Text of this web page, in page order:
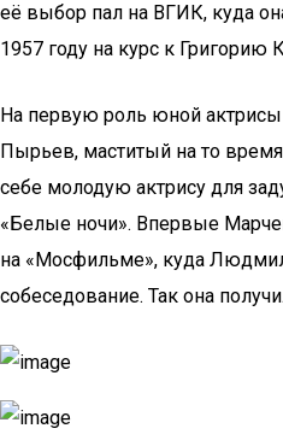
её выбор пал на ВГИК, куда
1957 году на курс к Григорию
На первую роль юной
Пырьев, маститый на то
себе молодую актрису для
«Белые ночи». Впервые
на «Мосфильме», куда
собеседование. Так она